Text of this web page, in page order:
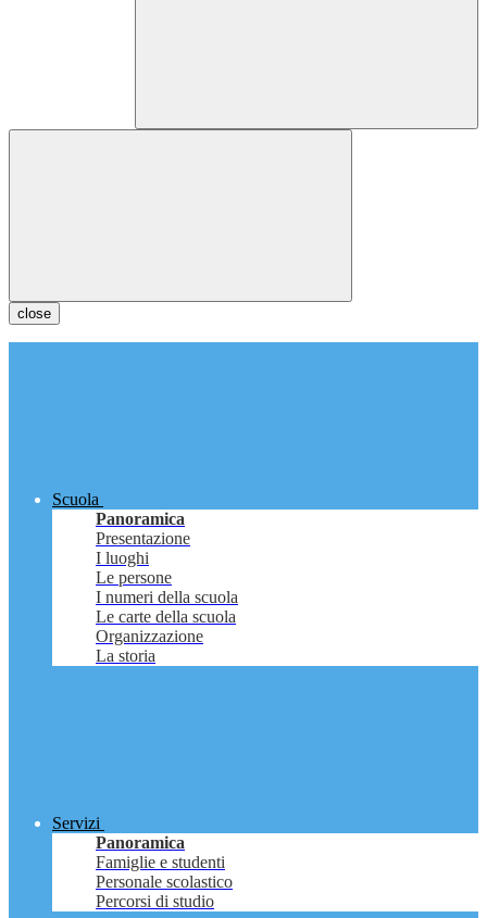
close
Scuola
Panoramica
Presentazione
I luoghi
Le persone
I numeri della scuola
Le carte della scuola
Organizzazione
La storia
Servizi
Panoramica
Famiglie e studenti
Personale scolastico
Percorsi di studio